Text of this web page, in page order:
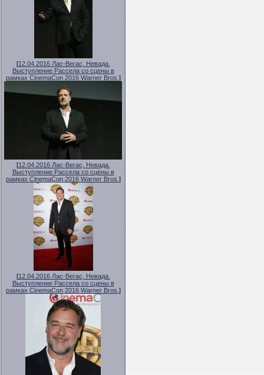
[12.04.2016 Лас-Вегас, Невада.
Выступление Рассела со сцены в
рамках CinemaCon 2016 Warner Bros. ]
[12.04.2016 Лас-Вегас, Невада.
Выступление Рассела со сцены в
рамках CinemaCon 2016 Warner Bros. ]
[12.04.2016 Лас-Вегас, Невада.
Выступление Рассела со сцены в
рамках CinemaCon 2016 Warner Bros. ]